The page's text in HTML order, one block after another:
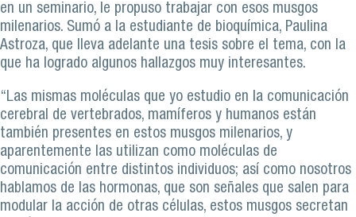
en un seminario, le propuso trabajar con esos musgos
milenarios. Sumó a la estudiante de bioquímica, Paulina
Astroza, que lleva adelante una tesis sobre el tema, con la
que ha logrado algunos hallazgos muy interesantes.
“Las mismas moléculas que yo estudio en la comunicación
cerebral de vertebrados, mamíferos y humanos están
también presentes en estos musgos milenarios, y
aparentemente las utilizan como moléculas de
comunicación entre distintos individuos; así como nosotros
hablamos de las hormonas, que son señales que salen para
modular la acción de otras células, estos musgos secretan